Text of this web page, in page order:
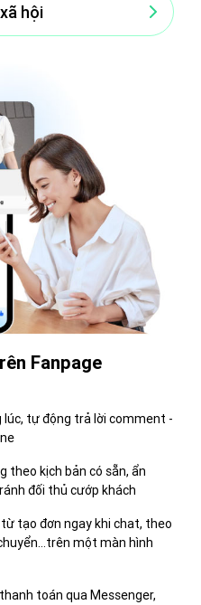
hội
Fanpage
lúc, tự động trả lời comment -
theo kịch bản có sẵn, ẩn
đối thủ cướp khách
tạo đơn ngay khi chat, theo
một màn hình
toán qua Messenger,